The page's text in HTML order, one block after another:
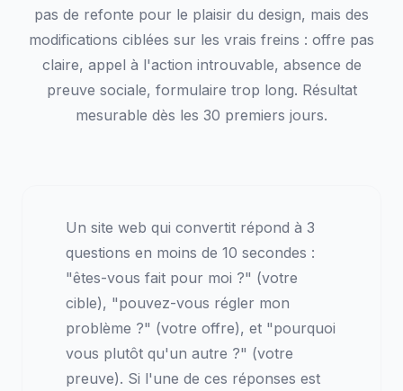
pas de refonte pour le plaisir du design, mais des
modifications ciblées sur les vrais freins : offre pas
claire, appel à l'action introuvable, absence de
preuve sociale, formulaire trop long. Résultat
mesurable dès les 30 premiers jours.
Un site web qui convertit répond à 3
questions en moins de 10 secondes :
"êtes-vous fait pour moi ?" (votre
cible), "pouvez-vous régler mon
problème ?" (votre offre), et "pourquoi
vous plutôt qu'un autre ?" (votre
preuve). Si l'une de ces réponses est